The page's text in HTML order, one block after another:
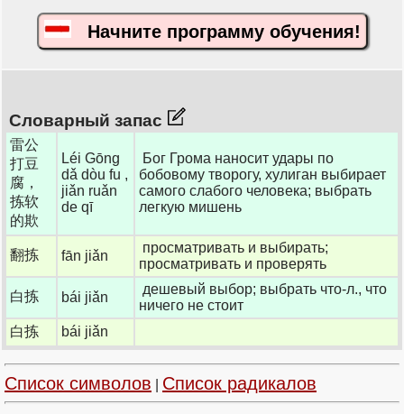
Начните программу обучения!
Словарный запас
雷公
打豆
腐，
拣软
的欺
Léi Gōng
dǎ dòu fu ,
jiǎn ruǎn
de qī
Бог Грома наносит удары по
бобовому творогу, хулиган выбирает
самого слабого человека; выбрать
легкую мишень
翻拣 fān jiǎn
просматривать и выбирать;
просматривать и проверять
白拣 bái jiǎn
дешевый выбор; выбрать что-л., что
ничего не стоит
白拣
bái jiǎn
Список символов Список радикалов